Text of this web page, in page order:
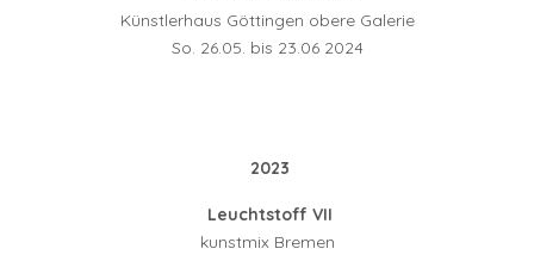
Künstlerhaus Göttingen obere Galerie
So. 26.05. bis 23.06 2024
2023
Leuchtstoff VII
kunstmix Bremen